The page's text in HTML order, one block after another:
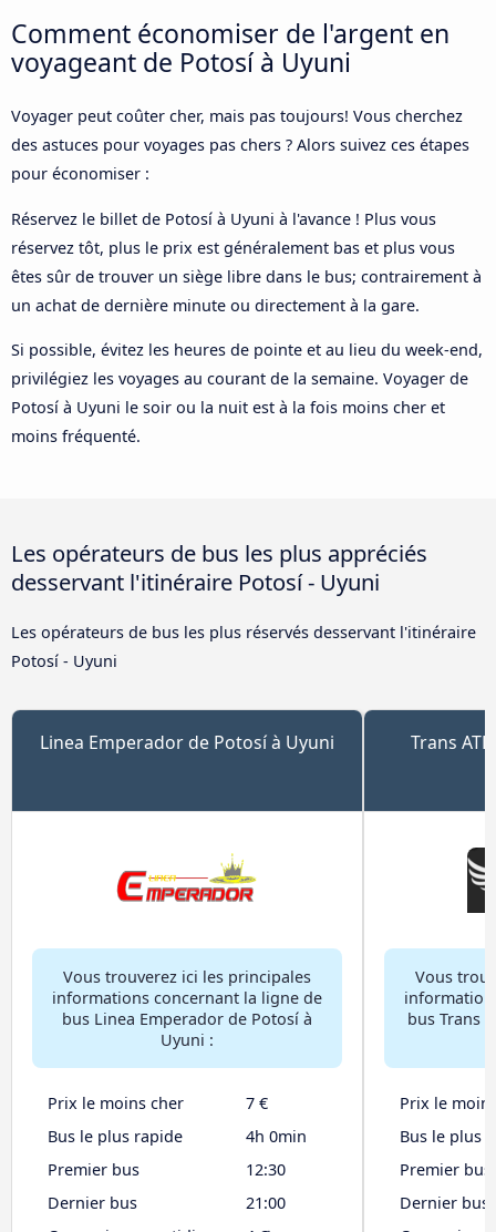
Comment économiser de l'argent en
voyageant de Potosí à Uyuni
Voyager peut coûter cher, mais pas toujours! Vous cherchez
des astuces pour voyages pas chers ? Alors suivez ces étapes
pour économiser :
Réservez le billet de Potosí à Uyuni à l'avance ! Plus vous
réservez tôt, plus le prix est généralement bas et plus vous
êtes sûr de trouver un siège libre dans le bus; contrairement à
un achat de dernière minute ou directement à la gare.
Si possible, évitez les heures de pointe et au lieu du week-end,
privilégiez les voyages au courant de la semaine. Voyager de
Potosí à Uyuni le soir ou la nuit est à la fois moins cher et
moins fréquenté.
Les opérateurs de bus les plus appréciés
desservant l'itinéraire Potosí - Uyuni
Les opérateurs de bus les plus réservés desservant l'itinéraire
Potosí - Uyuni
Linea Emperador de Potosí à Uyuni
Vous trouverez ici les principales
informations concernant la ligne de
bus Linea Emperador de Potosí à
Uyuni :
Prix le moins cher
7 €
Bus le plus rapide
4h 0min
Premier bus
12:30
Dernier bus
21:00
Trans
Vous
bus Trans
Prix le
Bus le plus
Premier bus
Dernier bus